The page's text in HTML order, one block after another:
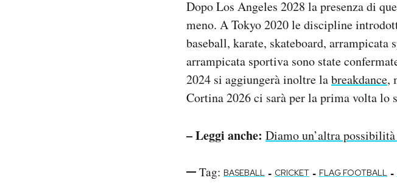
Dopo Los Angeles 2028 la presenza di
meno. A Tokyo 2020 le discipline
baseball, karate, skateboard, arrampicata
arrampicata sportiva sono state
2024 si aggiungerà inoltre labreakdance,
Cortina 2026 ci sarà per la prima volta lo
– Leggi anche: Diamo un’altra
Tag: BASEBALL - CRICKET - FLAG FOOTBALL -